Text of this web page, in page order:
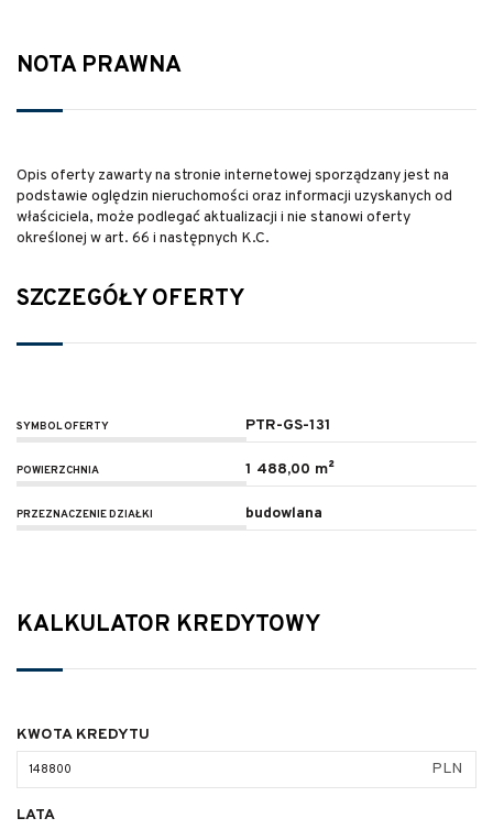
NOTA PRAWNA
Opis oferty zawarty na stronie internetowej sporządzany jest na
podstawie oględzin nieruchomości oraz informacji uzyskanych od
właściciela, może podlegać aktualizacji i nie stanowi oferty
określonej w art. 66 i następnych K.C.
SZCZEGÓŁY OFERTY
SYMBOL OFERTY PTR-GS-131
POWIERZCHNIA 1 488,00 m²
PRZEZNACZENIE DZIAŁKI budowlana
KALKULATOR KREDYTOWY
KWOTA KREDYTU
PLN
LATA